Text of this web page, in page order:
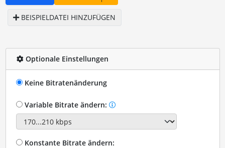
BEISPIELDATEI HINZUFÜGEN
Optionale Einstellungen
Keine Bitratenänderung
Variable Bitrate ändern:
Konstante Bitrate ändern: